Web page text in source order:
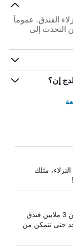
الفندق. عموماً
التحدث إلى
إن؟
مثلك
يبحث HotelsCombined في أكثر من 3 ملايين فندق
حتى تتمكن من